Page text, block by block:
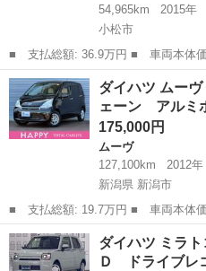
54,965km
2015年
小松市
■ 支払総額: 36.9万円 ■ 車両本体価格： 309,000 円 ■ メーカー
名： ダイハツ ■ 車種名： ムー
Ｉ ☆ナビ☆ＴＶ☆ＣＤ☆ＤＶＤ☆Ｂ
ラ☆ＥＴＣ☆...
石川 小松市 ムーヴ
ダイハツ ムー
ェーン アルミ
175,000円
ムーヴ
127,100km
2012年
新潟県 新潟市
■ 支払総額: 19.7万円 ■ 車両本体価格： 175,000 円 ■ メーカー
名： ダイハツ ■ 車種名： ムー
ス タイミングチェーン アルミ
ＴＶチューナ...
新潟 新潟市 ムーヴ
ダイハツ ミラ
Ｄ ドライブレ